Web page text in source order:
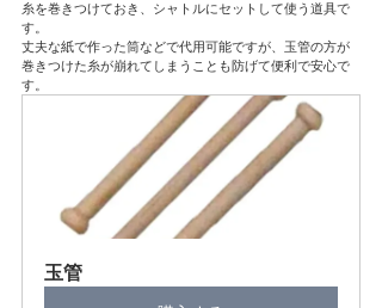
糸を巻きつけておき、シャトルにセットして使う道具で
す。
丈夫な紙で作った筒などで代用可能ですが、玉管の方が
巻きつけた糸が崩れてしまうことも防げて便利で安心で
す。
玉管